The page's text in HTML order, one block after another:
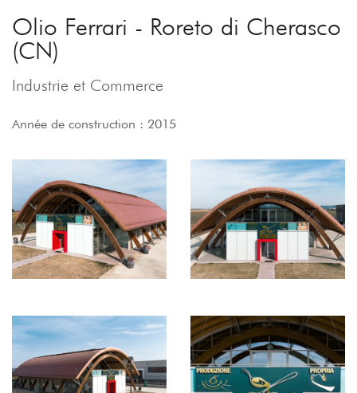
Olio Ferrari - Roreto di Cherasco
(CN)
Industrie et Commerce
Année de construction : 2015